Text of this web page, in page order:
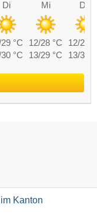
Di Mi Do
°C 12/28 °C
12/29
°C 13/29 °C 13/30
Kanton